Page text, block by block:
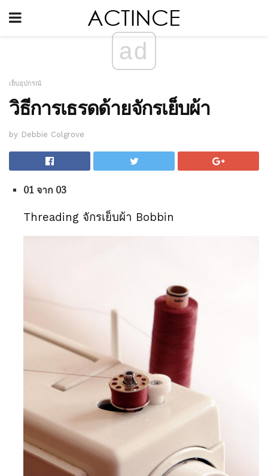
ad
เย็บอุปกรณ์
วิธีการเธรดด้ายจักรเย็บผ้า
by Debbie Colgrove
01 จาก 03
Threading จักรเย็บผ้า Bobbin